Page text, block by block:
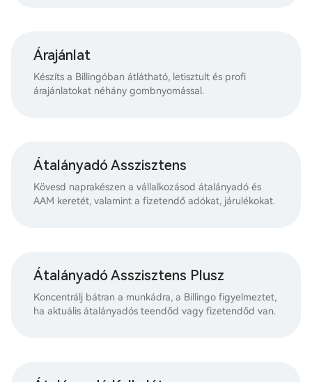
Árajánlat
Készíts a Billingóban átlátható, letisztult és profi
árajánlatokat néhány gombnyomással.
Átalányadó Asszisztens
Kövesd naprakészen a vállalkozásod átalányadó és
AAM keretét, valamint a fizetendő adókat, járulékokat.
Átalányadó Asszisztens Plusz
Koncentrálj bátran a munkádra, a Billingo figyelmeztet,
ha aktuális átalányadós teendőd vagy fizetendőd van.